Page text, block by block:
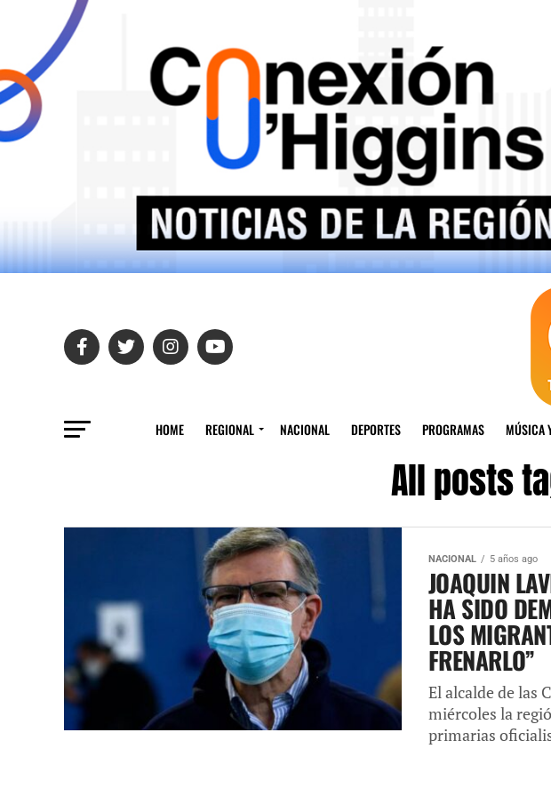
HOME REGIONAL NACIONAL DEPORTES PROGRAMAS MÚSICA
All posts
NACIONAL 5 años ago
JOAQUIN
HA SIDO
LOS
FRENARLO”
El alcalde de las
miércoles la
primarias